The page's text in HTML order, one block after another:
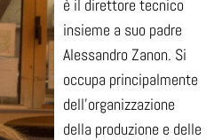
è il direttore tecnico
insieme a suo padre
Alessandro Zanon. Si
occupa principalmente
dell’organizzazione
della produzione e delle